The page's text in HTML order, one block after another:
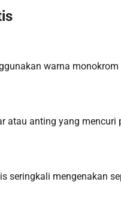
warna
atau anting yang
seringkali mengenakan